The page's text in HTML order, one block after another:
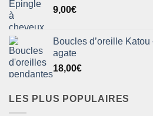
9,00€
Boucles d’oreille
agate
18,00€
LES PLUS POPULAIRES